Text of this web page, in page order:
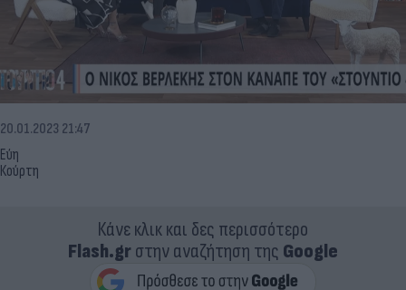
Εύη
Κούρτη
20.01.2023 21:47
Κάνε κλικ και δες περισσότερο
Flash.grστην αναζήτηση της Google